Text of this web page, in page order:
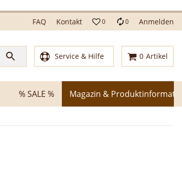
FAQ Kontakt 0 0 Anmelden
Service & Hilfe 0 Artikel
% SALE % Magazin &